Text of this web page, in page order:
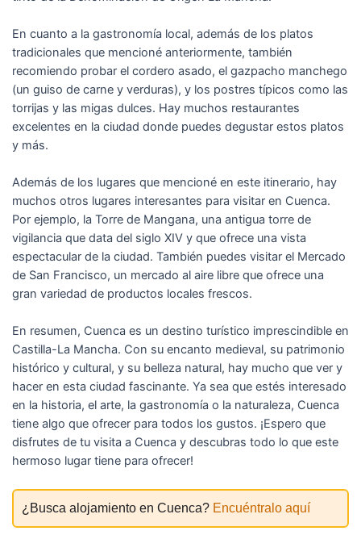
En cuanto a la gastronomía local, además de los platos
tradicionales que mencioné anteriormente, también
recomiendo probar el cordero asado, el gazpacho manchego
(un guiso de carne y verduras), y los postres típicos como las
torrijas y las migas dulces. Hay muchos restaurantes
excelentes en la ciudad donde puedes degustar estos platos
y más.
Además de los lugares que mencioné en este itinerario, hay
muchos otros lugares interesantes para visitar en Cuenca.
Por ejemplo, la Torre de Mangana, una antigua torre de
vigilancia que data del siglo XIV y que ofrece una vista
espectacular de la ciudad. También puedes visitar el Mercado
de San Francisco, un mercado al aire libre que ofrece una
gran variedad de productos locales frescos.
En resumen, Cuenca es un destino turístico imprescindible en
Castilla-La Mancha. Con su encanto medieval, su patrimonio
histórico y cultural, y su belleza natural, hay mucho que ver y
hacer en esta ciudad fascinante. Ya sea que estés interesado
en la historia, el arte, la gastronomía o la naturaleza, Cuenca
tiene algo que ofrecer para todos los gustos. ¡Espero que
disfrutes de tu visita a Cuenca y descubras todo lo que este
hermoso lugar tiene para ofrecer!
¿Busca alojamiento en Cuenca? Encuéntralo aquí